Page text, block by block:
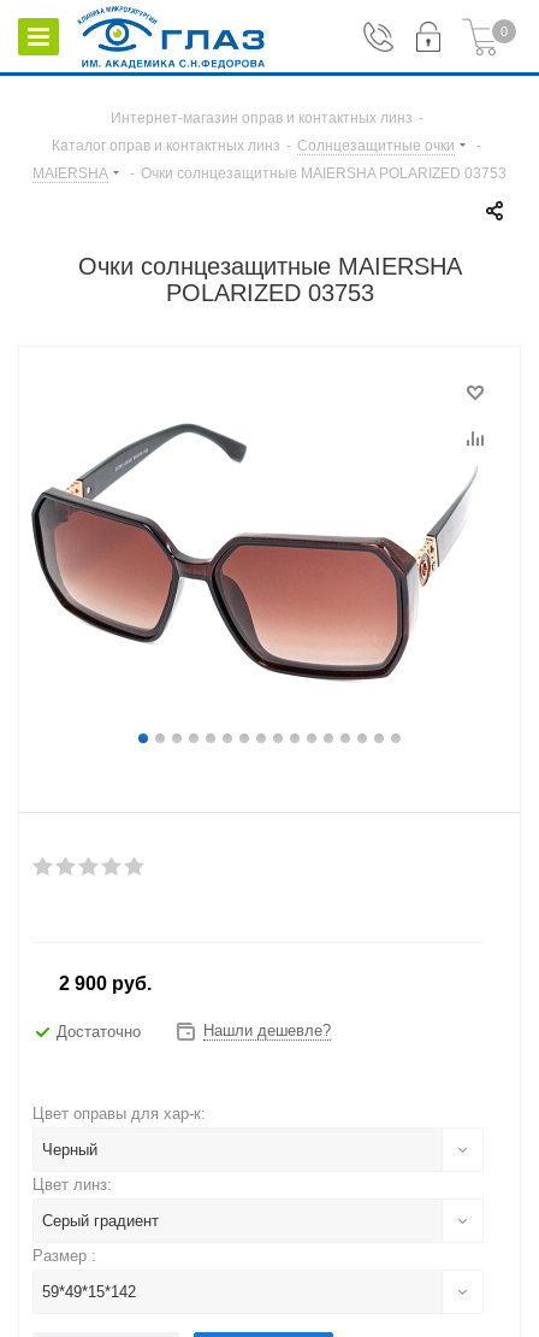
0
Интернет-магазин оправ и контактных линз -
Каталог оправ и контактных линз - Солнцезащитные очки
-
MAIERSHA
- Очки солнцезащитные MAIERSHA POLARIZED 03753
Очки солнцезащитные MAIERSHA
POLARIZED 03753
2 900 руб.
Достаточно Нашли дешевле?
Цвет оправы для хар-к:
Черный
Цвет линз:
Серый градиент
Размер :
59*49*15*142